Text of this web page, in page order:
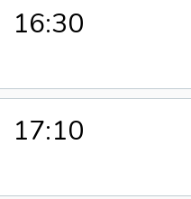
16:30
17:10